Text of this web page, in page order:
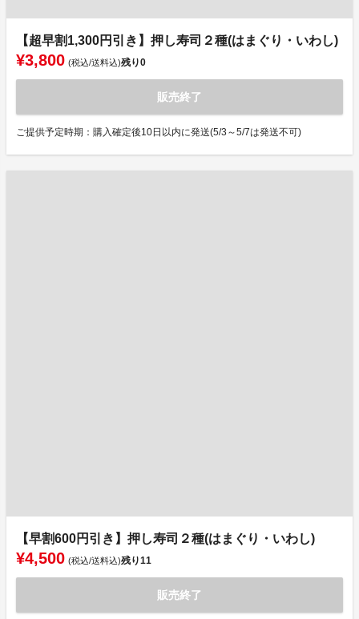
【超早割1,300円引き】押し寿司２種(はまぐり・いわし)
¥3,800 (税込/送料込)残り0
販売終了
ご提供予定時期：購入確定後10日以内に発送(5/3～5/7は発送不可)
【早割600円引き】押し寿司２種(はまぐり・いわし)
¥4,500 (税込/送料込)残り11
販売終了